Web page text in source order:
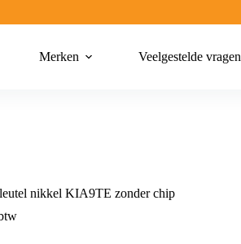
Merken Veelgestelde vragen
nikkel KIA9TE zonder chip